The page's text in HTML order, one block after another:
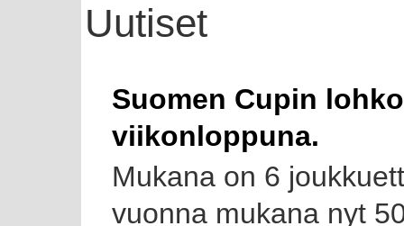
Uutiset
Suomen Cupin
viikonloppuna.
Mukana on 6
vuonna mukana nyt